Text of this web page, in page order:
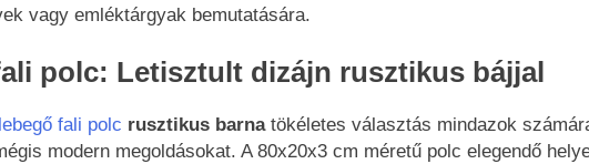
vagy emléktárgyak bemutatására.
polc: Letisztult dizájn rusztikus bájjal
fali polc rusztikus barnatökéletes választás mindazok
modern megoldásokat. A 80x20x3 cm méretű polc elegendő